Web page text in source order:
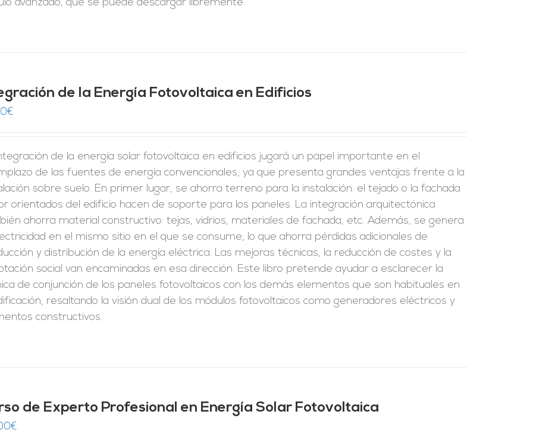
avanzado, que se puede descargar libremente.
de la Energía Fotovoltaica en Edificios
€
de la energía solar fotovoltaica en edificios jugará un papel importante en el
de las fuentes de energía convencionales, ya que presenta grandes ventajas frente a la
sobre suelo. En primer lugar, se ahorra terreno para la instalación: el tejado o la fachada
orientados del edificio hacen de soporte para los paneles. La integración arquitectónica
ahorra material constructivo: tejas, vidrios, materiales de fachada, etc. Además, se genera
en el mismo sitio en el que se consume, lo que ahorra pérdidas adicionales de
y distribución de la energía eléctrica. Las mejoras técnicas, la reducción de costes y la
social van encaminadas en esa dirección. Este libro pretende ayudar a esclarecer la
de conjunción de los paneles fotovoltaicos con los demás elementos que son habituales en
resaltando la visión dual de los módulos fotovoltaicos como generadores eléctricos y
constructivos.
de Experto Profesional en Energía Solar Fotovoltaica
€